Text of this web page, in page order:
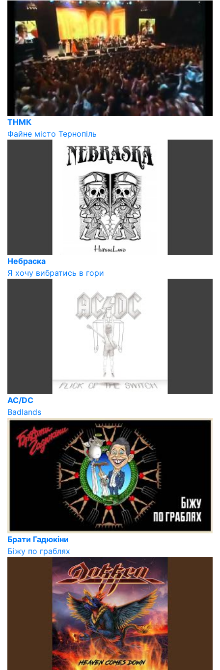
ТНМК
Файне місто Тернопіль
Небраска
Я хочу вибратись в гори
AC/DC
Badlands
Брати Гадюкіни
Біжу по граблях